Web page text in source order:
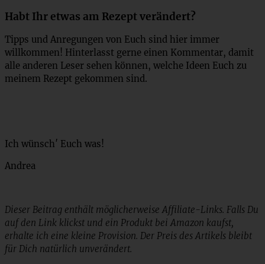
Habt Ihr etwas am Rezept verändert?
Tipps und Anregungen von Euch sind hier immer
willkommen! Hinterlasst gerne einen Kommentar, damit
alle anderen Leser sehen können, welche Ideen Euch zu
meinem Rezept gekommen sind.
Ich wünsch′ Euch was!
Andrea
Dieser Beitrag enthält möglicherweise Affiliate-Links. Falls Du
auf den Link klickst und ein Produkt bei Amazon kaufst,
erhalte ich eine kleine Provision. Der Preis des Artikels bleibt
für Dich natürlich unverändert.